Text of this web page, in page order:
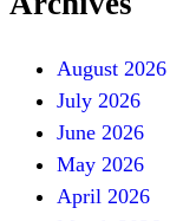
August 2026
July 2026
June 2026
May 2026
April 2026